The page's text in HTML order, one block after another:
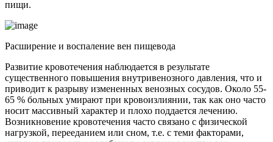
пищи.
Расширение и воспаление вен пищевода
Развитие кровотечения наблюдается в результате
существенного повышения внутривенозного давления, что и
приводит к разрыву измененных венозных сосудов. Около 55-
65 % больных умирают при кровоизлиянии, так как оно часто
носит массивный характер и плохо поддается лечению.
Возникновение кровотечения часто связано с физической
нагрузкой, перееданием или сном, т.е. с теми факторами,